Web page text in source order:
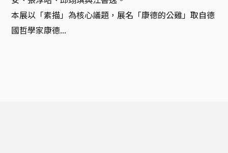
本展以「素描」為核心議題，展名「康德的公雞」取自德
國哲學家康德...